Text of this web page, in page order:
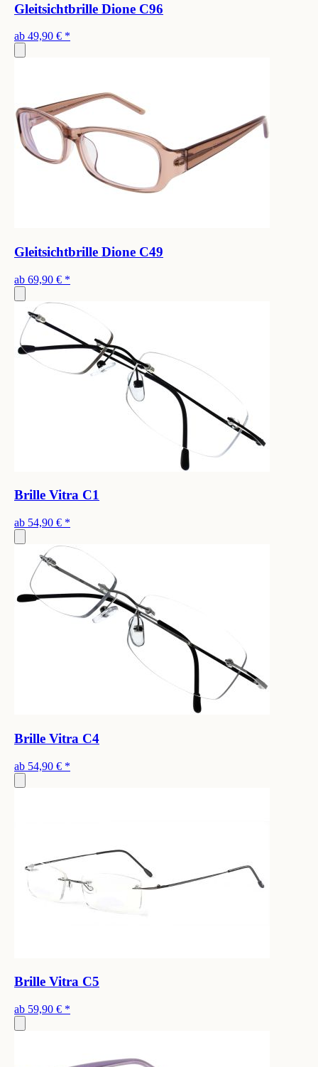
Gleitsichtbrille Dione C96
ab 49,90 € *
Gleitsichtbrille Dione C49
ab 69,90 € *
Brille Vitra C1
ab 54,90 € *
Brille Vitra C4
ab 54,90 € *
Brille Vitra C5
ab 59,90 € *